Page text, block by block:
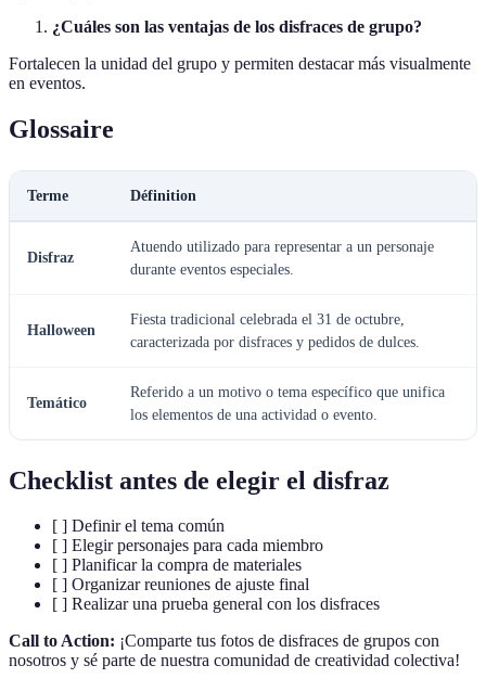
¿Cuáles son las ventajas de los disfraces de grupo?
Fortalecen la unidad del grupo y permiten destacar más visualmente
en eventos.
Glossaire
Terme Définition
Disfraz
Atuendo utilizado para representar a un personaje
durante eventos especiales.
Halloween
Fiesta tradicional celebrada el 31 de octubre,
caracterizada por disfraces y pedidos de dulces.
Temático
Referido a un motivo o tema específico que unifica
los elementos de una actividad o evento.
Checklist antes de elegir el disfraz
[ ] Definir el tema común
[ ] Elegir personajes para cada miembro
[ ] Planificar la compra de materiales
[ ] Organizar reuniones de ajuste final
[ ] Realizar una prueba general con los disfraces
Call to Action: ¡Comparte tus fotos de disfraces de grupos con
nosotros y sé parte de nuestra comunidad de creatividad colectiva!